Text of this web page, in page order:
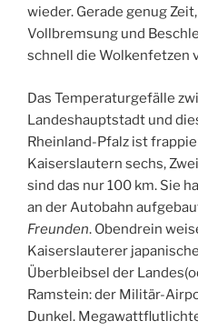
wieder. Gerade genug
Vollbremsung und
schnell die Wolkenfetzen
Das Temperaturgefälle
Landeshauptstadt und
Rheinland-Pfalz ist
Kaiserslautern sechs,
sind das nur 100 km. Sie
an der Autobahn
Freunden. Obendrein
Kaiserslauterer
Überbleibsel der
Ramstein: der Militär-
Dunkel.